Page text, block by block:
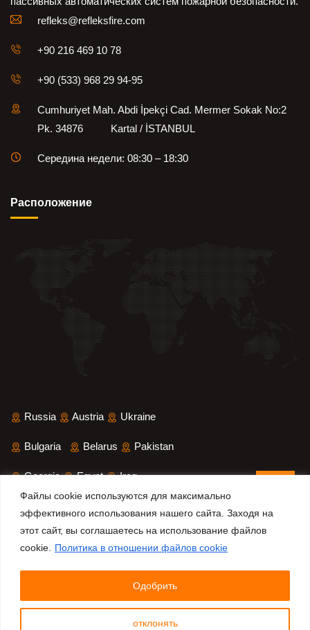
Файлы cookie используются для максимально
эффективного использования нашего сайта. Заходя на
этот сайт, вы соглашаетесь на использование файлов
cookie.
Политика в отношении файлов cookie
отклонять
Одобрить
refleks@refleksfire.com
+90 216 469 10 78
+90 (533) 968 29 94-95
Cumhuriyet Mah. Abdi İpekçi Cad. Mermer Sokak No:2
Pk. 34876 Kartal / İSTANBUL
Середина недели: 08:30 – 18:30
Pасположение
Russia Austria Ukraine
Bulgaria Belarus Pakistan
Georgia Egypt Iraq
Sri Lanka Bangladesh
© 2025 All Rights Reserved.Refleks Fire Safety Systems
Inc.